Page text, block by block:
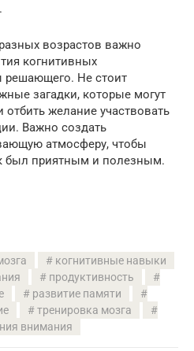
возрастов важно
когнитивных
решающего. Не стоит
загадки, которые могут
желание участвовать
Важно создать
атмосферу, чтобы
был приятным и полезным.
когнитивные навыки
продуктивность
развитие памяти
тренировка мозга
внимания